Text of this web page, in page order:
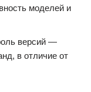
моделей и
версий —
в отличие от